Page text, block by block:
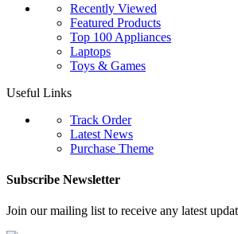
Recently Viewed
Featured Products
Top 100 Appliances
Laptops
Toys & Games
Useful Links
Track Order
Latest News
Purchase Theme
Subscribe Newsletter
Join our mailing list to receive any latest